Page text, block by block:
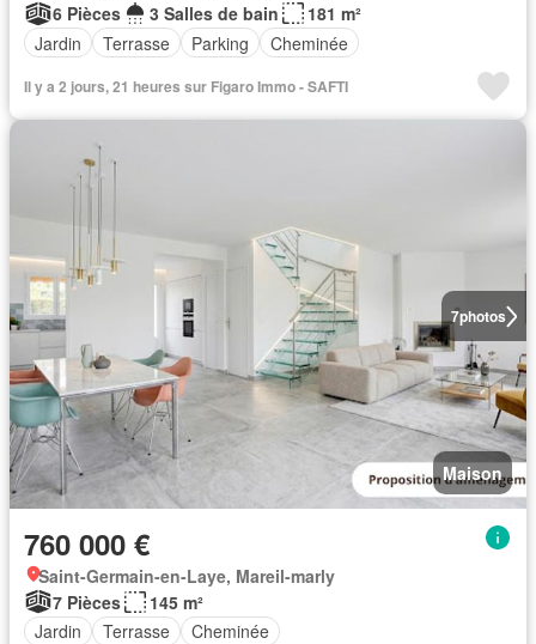
6 Pièces
3 Salles de bain
181 m²
Jardin
Terrasse Parking Cheminée
Il y a 2 jours, 21 heures sur Figaro Immo - SAFTI
7photos
Maison
760 000 €
Saint-Germain-en-Laye, Mareil-marly
7 Pièces
145 m²
Jardin
Terrasse Cheminée